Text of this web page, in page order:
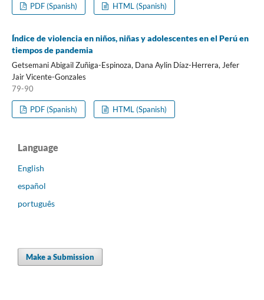
PDF (Spanish) HTML (Spanish)
Índice de violencia en niños, niñas y adolescentes en el Perú en
tiempos de pandemia
Getsemani Abigail Zuñiga-Espinoza, Dana Aylin Díaz-Herrera, Jefer
Jair Vicente-Gonzales
79-90
PDF (Spanish) HTML (Spanish)
Language
English
español
português
Make a Submission